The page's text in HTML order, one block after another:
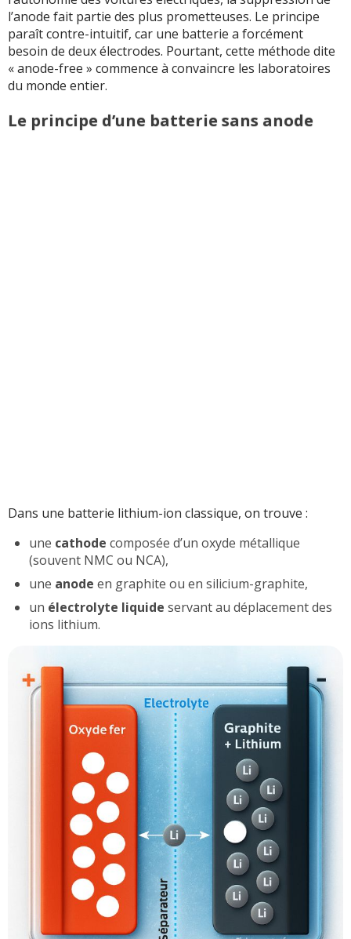
l’anode fait partie des plus prometteuses. Le principe
paraît contre-intuitif, car une batterie a forcément
besoin de deux électrodes. Pourtant, cette méthode dite
« anode-free » commence à convaincre les laboratoires
du monde entier.
Le principe d’une batterie sans anode
Dans une batterie lithium-ion classique, on trouve :
une cathode composée d’un oxyde métallique
(souvent NMC ou NCA),
une anode en graphite ou en silicium-graphite,
un électrolyte liquide servant au déplacement des
ions lithium.